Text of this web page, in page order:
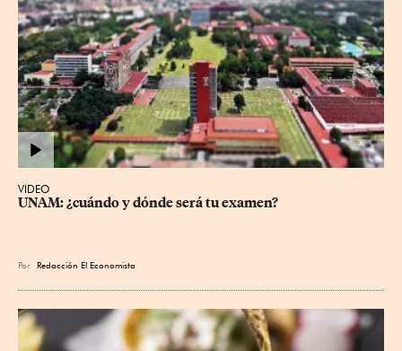
VIDEO
UNAM: ¿cuándo y dónde será tu examen?
Por Redacción El Economista